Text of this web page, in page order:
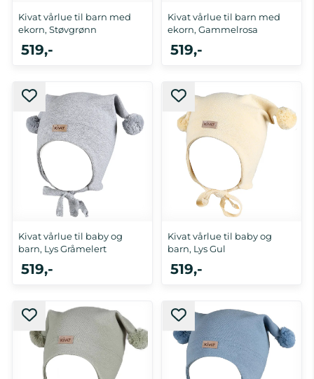
Kivat vårlue til barn med
ekorn, Støvgrønn
0-1 år
519,-
Kivat vårlue til barn med
ekorn, Gammelrosa
0-1 år, 5-8 år
519,-
Kivat vårlue til baby og
barn, Lys Gråmelert
0-1 år, 2-4 år, 5-10 år
519,-
Kivat vårlue til baby og
barn, Lys Gul
5-10 år
519,-